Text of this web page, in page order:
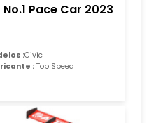
Pace Car 2023
:Civic
: Top Speed